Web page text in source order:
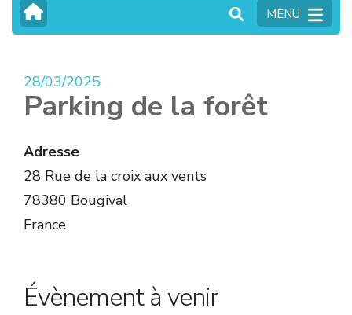
MENU
28/03/2025
Parking de la forêt
Adresse
28 Rue de la croix aux vents
78380 Bougival
France
Évènement à venir